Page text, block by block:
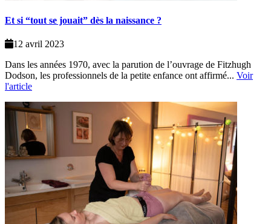
Et si “tout se jouait” dès la naissance ?
12 avril 2023
Dans les années 1970, avec la parution de l’ouvrage de Fitzhugh
Dodson, les professionnels de la petite enfance ont affirmé... Voir
l'article